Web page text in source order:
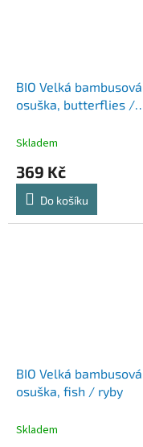
BIO Velká bambusová
osuška, butterflies /
Skladem
369 Kč
Do košíku
BIO Velká bambusová
osuška, fish / ryby
Skladem